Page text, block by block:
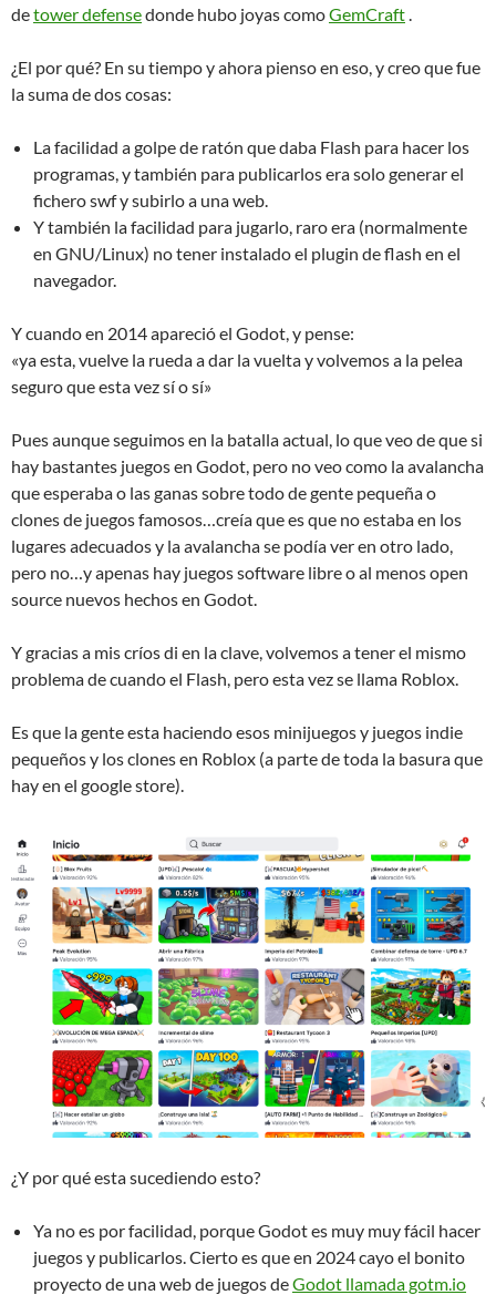
detower defensedonde hubo joyas comoGemCraft.
¿El por qué? En su tiempo y ahora pienso en eso, y creo que fue
la suma de dos cosas:
La facilidad a golpe de ratón que daba Flash para hacer los
programas, y también para publicarlos era solo generar el
fichero swf y subirlo a una web.
Y también la facilidad para jugarlo, raro era (normalmente
en GNU/Linux) no tener instalado el plugin de flash en el
navegador.
Y cuando en 2014 apareció el Godot, y pense:
«ya esta, vuelve la rueda a dar la vuelta y volvemos a la pelea
seguro que esta vez sí o sí»
Pues aunque seguimos en la batalla actual, lo que veo de que si
hay bastantes juegos en Godot, pero no veo como la avalancha
que esperaba o las ganas sobre todo de gente pequeña o
clones de juegos famosos…creía que es que no estaba en los
lugares adecuados y la avalancha se podía ver en otro lado,
pero no…y apenas hay juegos software libre o al menos open
source nuevos hechos en Godot.
Y gracias a mis críos di en la clave, volvemos a tener el mismo
problema de cuando el Flash, pero esta vez se llama Roblox.
Es que la gente esta haciendo esos minijuegos y juegos indie
pequeños y los clones en Roblox (a parte de toda la basura que
hay en el google store).
¿Y por qué esta sucediendo esto?
Ya no es por facilidad, porque Godot es muy muy fácil hacer
juegos y publicarlos. Cierto es que en 2024 cayo el bonito
proyecto de una web de juegos deGodot llamada gotm.io